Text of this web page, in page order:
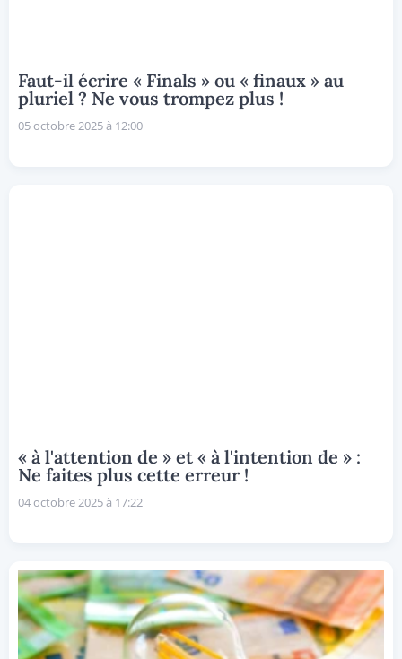
Faut-il écrire « Finals » ou « finaux » au
pluriel ? Ne vous trompez plus !
05 octobre 2025 à 12:00
« à l'attention de » et « à l'intention de » :
Ne faites plus cette erreur !
04 octobre 2025 à 17:22